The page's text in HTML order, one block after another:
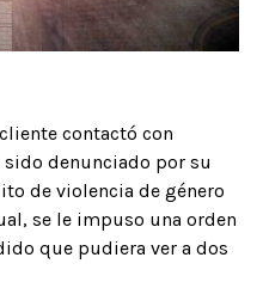
contactó con
denunciado por su
de violencia de género
se le impuso una orden
que pudiera ver a dos